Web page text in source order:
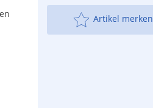
Artikel merken